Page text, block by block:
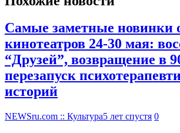
Самые заметные новинки
кинотеатров 24-30 мая:
“Друзей”, возвращение в
перезапуск
историй
NEWSru.com :: Культура5 лет спустя 0